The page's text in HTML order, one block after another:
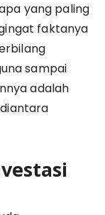
yang paling
faktanya
sampai
adalah